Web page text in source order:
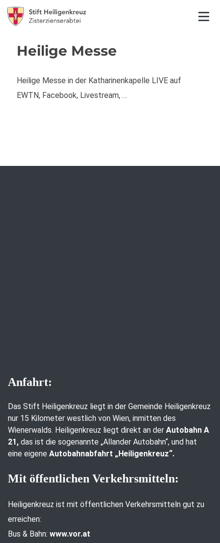
Heilige Messe
Heilige Messe in der Katharinenkapelle LIVE auf
EWTN, Facebook, Livestream, …
Anfahrt:
Das Stift Heiligenkreuz liegt in der Gemeinde Heiligenkreuz
nur 15 Kilometer westlich von Wien, inmitten des
Wienerwalds. Heiligenkreuz liegt direkt an der Autobahn A
21, das ist die sogenannte „Allander Autobahn“, und hat
eine eigene Autobahnabfahrt „Heiligenkreuz“.
Mit öffentlichen Verkehrsmitteln:
Heiligenkreuz ist mit öffentlichen Verkehrsmitteln gut zu
erreichen:
Bus & Bahn: www.vor.at